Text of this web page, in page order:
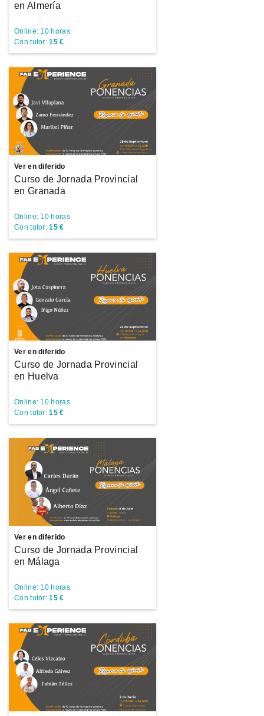
en Almería
Online: 10 horas
Con tutor:15 €
Ver en diferido
Curso de Jornada Provincial
en Granada
Online: 10 horas
Con tutor:15 €
Ver en diferido
Curso de Jornada Provincial
en Huelva
Online: 10 horas
Con tutor:15 €
Ver en diferido
Curso de Jornada Provincial
en Málaga
Online: 10 horas
Con tutor:15 €